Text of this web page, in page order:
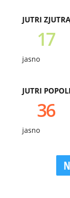
JUTRI
17
jasno
JUTRI
36
jasno